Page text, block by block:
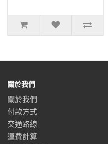
關於我們
關於我們
付款方式
交通路線
運費計算